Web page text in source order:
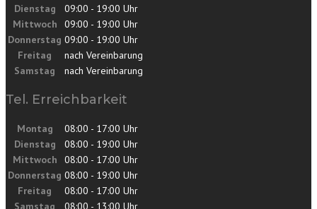
Dienstag
09:00 - 19:00 Uhr
Mittwoch
09:00 - 19:00 Uhr
Donnerstag 09:00 - 19:00 Uhr
Freitag
nach Vereinbarung
Samstag
nach Vereinbarung
Tel. Erreichbarkeit
Montag
08:00 - 17:00 Uhr
Dienstag
08:00 - 19:00 Uhr
Mittwoch
08:00 - 17:00 Uhr
Donnerstag 08:00 - 19:00 Uhr
Freitag
08:00 - 17:00 Uhr
Samstag
08:00 - 13:00 Uhr